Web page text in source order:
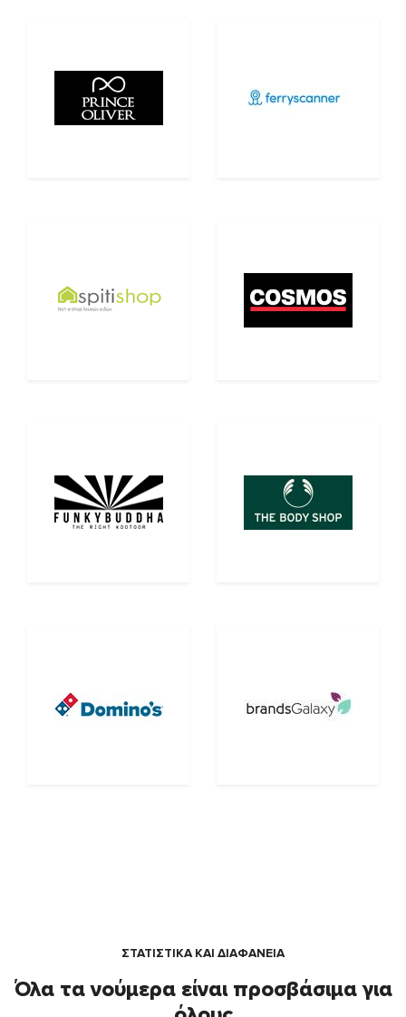
ΣΤΑΤΙΣΤΙΚΑ ΚΑΙ ΔΙΑΦΑΝΕΙΑ
Όλα τα νούμερα είναι προσβάσιμα για